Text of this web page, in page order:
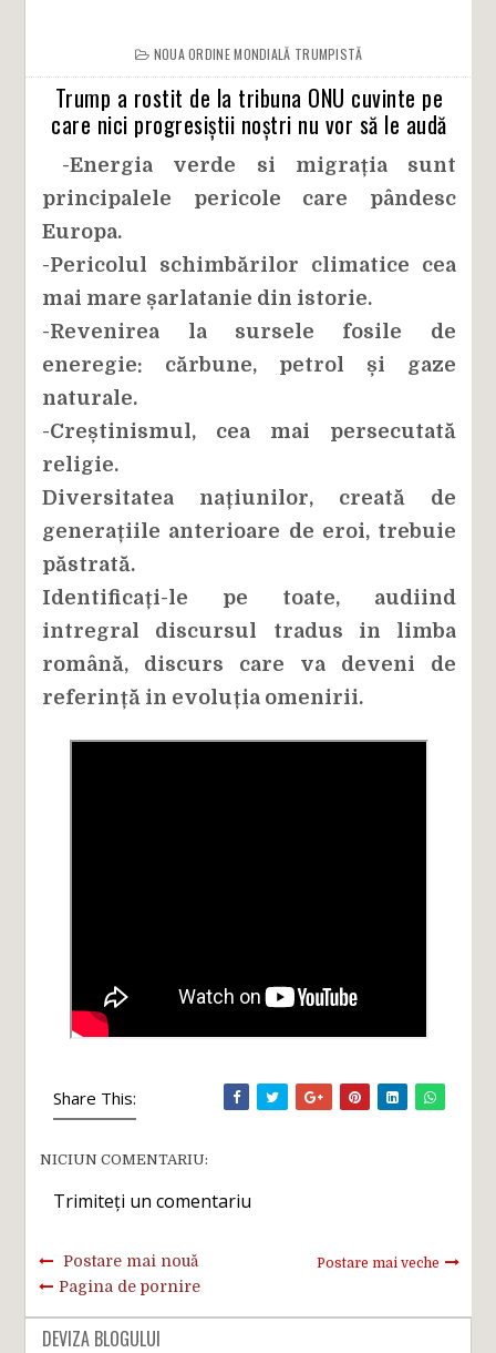
NOUA ORDINE MONDIALĂ TRUMPISTĂ
Trump a rostit de la tribuna ONU cuvinte pe
care nici progresiștii noștri nu vor să le audă
-Energia verde si migrația sunt
principalele pericole care pândesc
Europa.
-Pericolul schimbărilor climatice cea
mai mare șarlatanie din istorie.
-Revenirea la sursele fosile de
eneregie: cărbune, petrol și gaze
naturale.
-Creștinismul, cea mai persecutată
religie.
Diversitatea națiunilor, creată de
generațiile anterioare de eroi, trebuie
păstrată.
Identificați-le pe toate, audiind
intregral discursul tradus in limba
română, discurs care va deveni de
referință in evoluția omenirii.
Share This:
NICIUN COMENTARIU:
Trimiteți un comentariu
Postare mai nouă Postare mai veche
Pagina de pornire
DEVIZA BLOGULUI